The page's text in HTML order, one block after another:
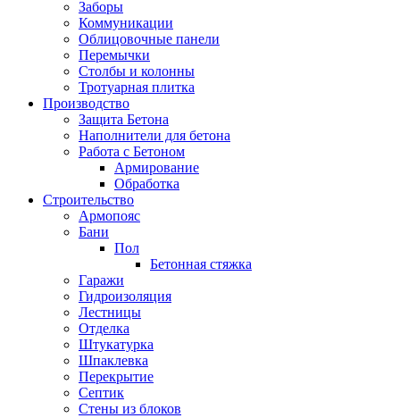
Заборы
Коммуникации
Облицовочные панели
Перемычки
Столбы и колонны
Тротуарная плитка
Производство
Защита Бетона
Наполнители для бетона
Работа с Бетоном
Армирование
Обработка
Строительство
Армопояс
Бани
Пол
Бетонная стяжка
Гаражи
Гидроизоляция
Лестницы
Отделка
Штукатурка
Шпаклевка
Перекрытие
Септик
Стены из блоков